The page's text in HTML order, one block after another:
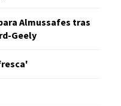
Almussafes tras
Geely